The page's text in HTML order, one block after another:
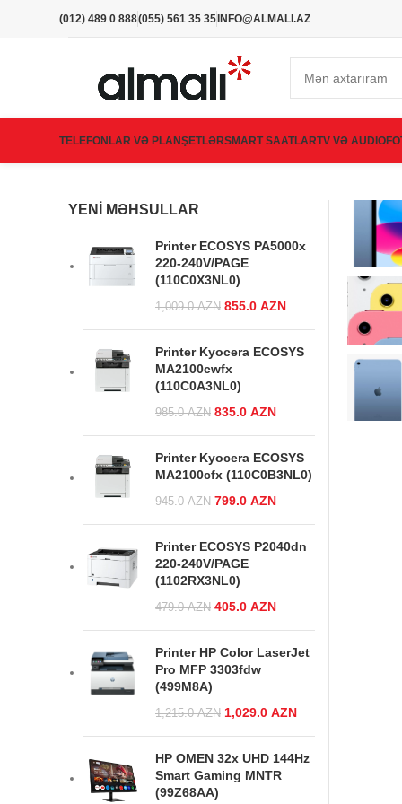
(012) 489 0 888(055) 561 35 35INFO@ALMALI.AZ
TELEFONLAR VƏ PLANŞETLƏRSMART SAATLARTV VƏ AUDIO
YENI MƏHSULLAR
Printer ECOSYS PA5000x
220-240V/PAGE
(110C0X3NL0)
1,009.0AZN Original price
1,009.0 AZN.
855.0 AZN
855.0 AZN.
Printer Kyocera ECOSYS
MA2100cwfx
(110C0A3NL0)
985.0AZN Original price was:
835.0 AZN
835.0 AZN.
Printer Kyocera ECOSYS
MA2100cfx (110C0B3NL0)
945.0AZN Original price was:
799.0 AZN
799.0 AZN.
Printer ECOSYS P2040dn
220-240V/PAGE
(1102RX3NL0)
479.0AZN Original price was:
405.0 AZN
405.0 AZN.
Printer HP Color LaserJet
Pro MFP 3303fdw
(499M8A)
1,215.0AZN Original price
1,215.0 AZN.
1,029.0 AZN
1,029.0 AZN.
HP OMEN 32x UHD 144Hz
Smart Gaming MNTR
(99Z68AA)